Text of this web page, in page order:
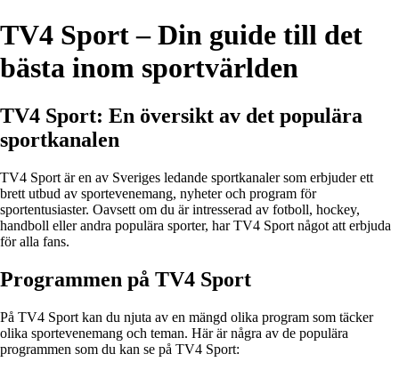
TV4 Sport – Din guide till det
bästa inom sportvärlden
TV4 Sport: En översikt av det populära
sportkanalen
TV4 Sport är en av Sveriges ledande sportkanaler som erbjuder ett
brett utbud av sportevenemang, nyheter och program för
sportentusiaster. Oavsett om du är intresserad av fotboll, hockey,
handboll eller andra populära sporter, har TV4 Sport något att erbjuda
för alla fans.
Programmen på TV4 Sport
På TV4 Sport kan du njuta av en mängd olika program som täcker
olika sportevenemang och teman. Här är några av de populära
programmen som du kan se på TV4 Sport: